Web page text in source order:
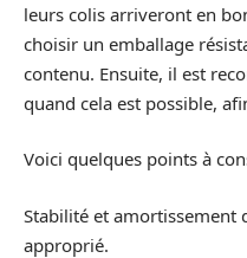
leurs colis arriveront en
choisir un emballage
contenu. Ensuite, il est
quand cela est possible,
Voici quelques points à
Stabilité et amortissement
approprié.